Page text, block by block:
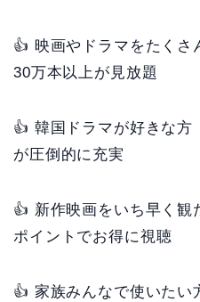
👍 映画やドラマをたく
30万本以上が見放題
👍 韓国ドラマが好きな
が圧倒的に充実
👍 新作映画をいち早く
ポイントでお得に視聴
👍 家族みんなで使いた